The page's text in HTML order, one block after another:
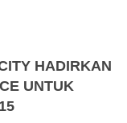
HADIRKAN
UNTUK